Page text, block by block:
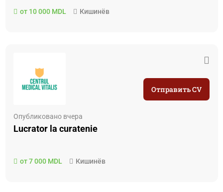
от 10 000 MDL Кишинёв
Опубликовано вчера
Lucrator la curatenie
от 7 000 MDL Кишинёв
Отправить CV